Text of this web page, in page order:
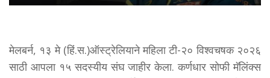
मेलबर्न, १३ मे (हिं.स.)ऑस्ट्रेलियाने महिला टी-२० विश्वचषक २०२६
साठी आपला १५ सदस्यीय संघ जाहीर केला. कर्णधार सोफी मॅलिंक्स